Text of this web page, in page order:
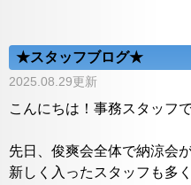
★スタッフブログ★
2025.08.29更新
こんにちは！事務スタッフ
先日、俊爽会全体で納涼会
新しく入ったスタッフも多